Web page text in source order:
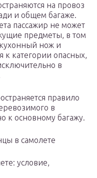
на провоз
и общем багаже.
пассажир не может
предметы, в том
нож и
к категории опасных,
в
правило
в
к основному багажу.
в самолете
условие,